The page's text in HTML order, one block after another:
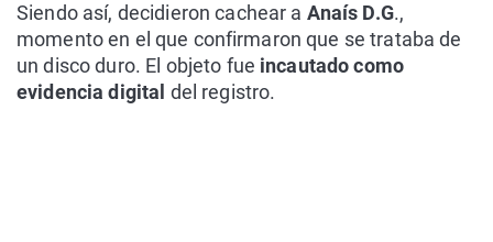
Siendo así, decidieron cachear a Anaís D.G.,
momento en el que confirmaron que se trataba de
un disco duro. El objeto fue incautado como
evidencia digital del registro.